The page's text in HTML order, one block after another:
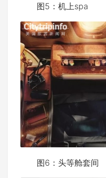
图5：机上spa
图6：头等舱套间